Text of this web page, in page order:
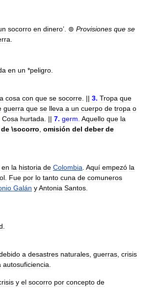
socorro en dinero’. ⊚ Provisiones que se
en un *peligro
cosa con que se socorre . || 3. Tropa que
guerra que se lleva a un cuerpo de tropa o
Cosa hurtada . || 7. germ Aquello que la
de \socorro omisión del deber de
en la historia de Colombia Aquí empezó la
Fue por lo tanto cuna de comuneros
Galán yAntonia Santos
a desastres naturales guerras crisis
autosuficiencia
y el socorro por concepto de